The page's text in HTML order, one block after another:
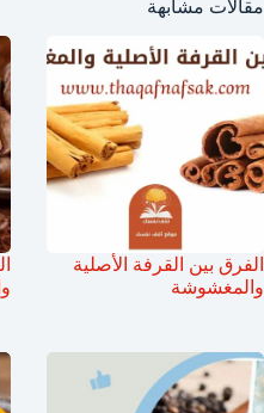
مقالات مشابهة
الفرق بين القرفة الأصلية
والمغشوشة